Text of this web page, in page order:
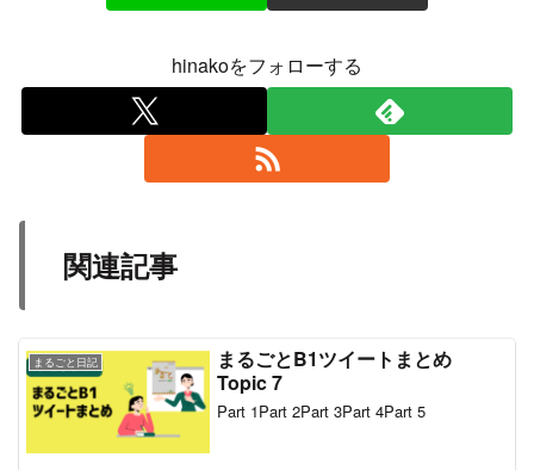
hinakoをフォローする
関連記事
まるごと日記
まるごとB1ツイートまとめ
Topic 7
Part 1Part 2Part 3Part 4Part 5